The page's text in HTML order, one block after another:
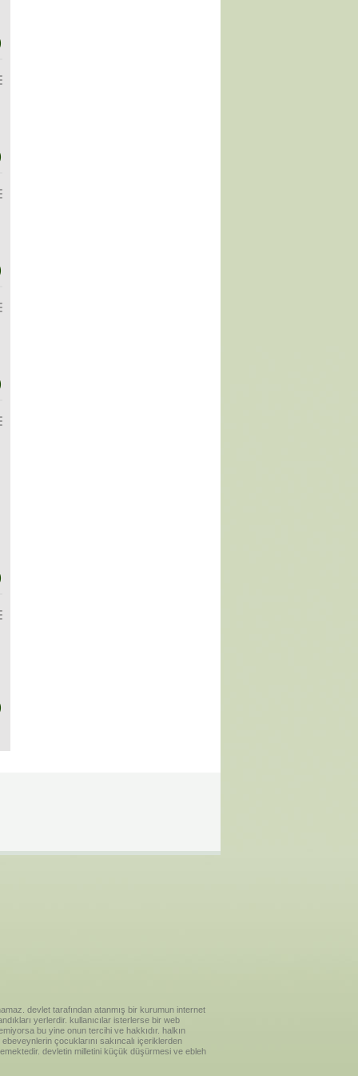
devlet tarafından atanmış bir kurumun internet
yerlerdir. kullanıcılar isterlerse bir web
bu yine onun tercihi ve hakkıdır. halkın
çocuklarını sakıncalı içeriklerden
devletin milletini küçük düşürmesi ve ebleh